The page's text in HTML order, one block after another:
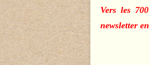
Vers les
newsletter